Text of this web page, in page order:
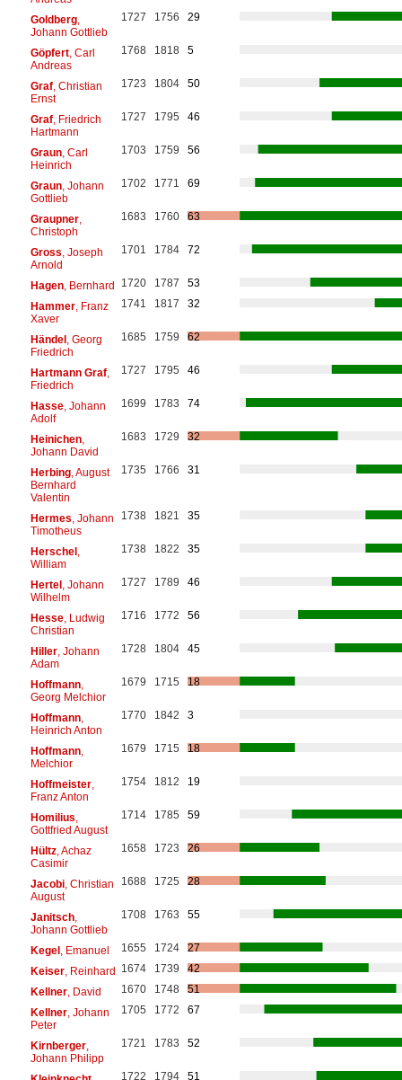
Goldberg,
Johann Gottlieb
1727 1756 29
Göpfert, Carl
Andreas
1768 1818 5
Graf, Christian
Ernst
1723 1804 50
Graf, Friedrich
Hartmann
1727 1795 46
Graun, Carl
Heinrich
1703 1759 56
Graun, Johann
Gottlieb
1702 1771 69
Graupner,
Christoph
1683 1760 63
Gross , Joseph
Arnold
1701 1784 72
Hagen, Bernhard 1720 1787
53
Hammer, Franz
Xaver
1741 1817 32
Händel, Georg
Friedrich
1685 1759 62
Hartmann Graf,
Friedrich
1727 1795 46
Hasse, Johann
Adolf
1699 1783 74
Heinichen,
Johann David
1683 1729 32
Herbing, August
Bernhard
Valentin
1735 1766 31
Hermes , Johann
Timotheus
1738 1821 35
Herschel,
William
1738 1822 35
Hertel, Johann
Wilhelm
1727 1789 46
Hesse, Ludwig
Christian
1716 1772 56
Hiller, Johann
Adam
1728 1804 45
Hoffmann,
Georg Melchior
1679 1715 18
Hoffmann,
Heinrich Anton
1770 1842 3
Hoffmann,
Melchior
1679 1715 18
Hoffmeister,
Franz Anton
1754 1812 19
Homilius
Gottfried August
1714 1785 59
Hültz, Achaz
Casimir
1658 1723 26
Jacobi, Christian
August
1688 1725 28
Janitsch,
Johann Gottlieb
1708 1763 55
Kegel, Emanuel 1655 1724
27
Keiser, Reinhard 1674 1739
42
Kellner, David 1670 1748
51
Kellner, Johann
Peter
1705 1772 67
Kirnberger,
Johann Philipp
1721 1783 52
1722 1794 51